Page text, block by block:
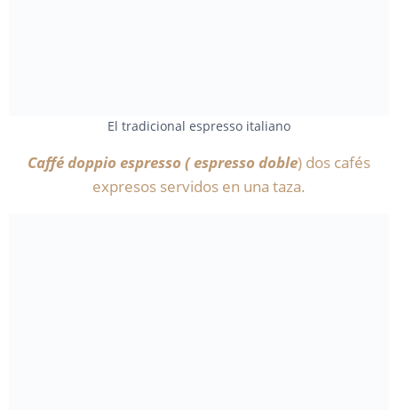
El tradicional espresso italiano
Caffé doppio espresso ( espresso doble) dos cafés
expresos servidos en una taza.